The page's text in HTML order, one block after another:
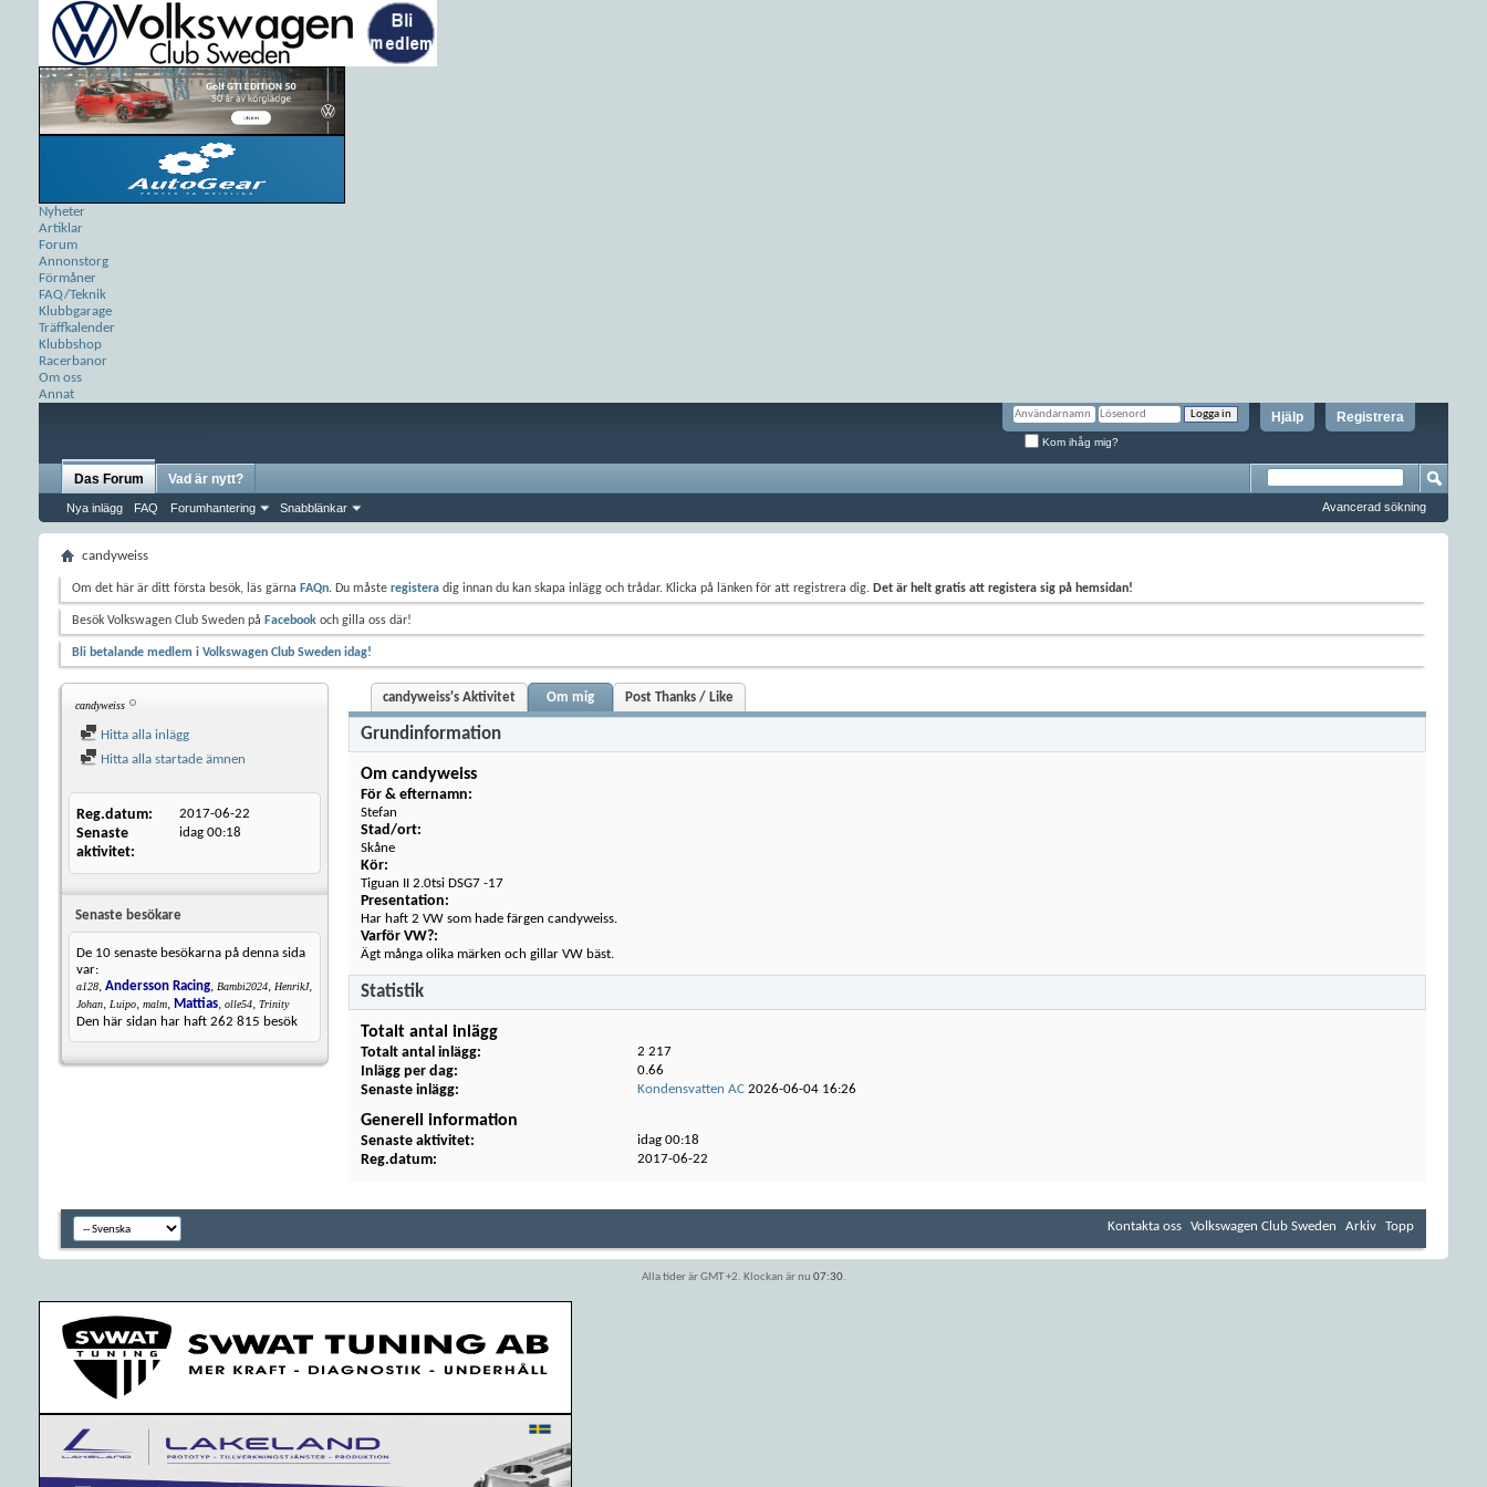
Nyheter
Artiklar
Forum
Annonstorg
Förmåner
FAQ/Teknik
Klubbgarage
Träffkalender
Klubbshop
Racerbanor
Om oss
Annat
Registrera
Hjälp
Kom ihåg mig?
Das Forum
Nya inlägg FAQ Forumhantering Snabblänkar
Vad är nytt?
Avancerad sökning
candyweiss
Om det här är ditt första besök, läs gärna FAQn. Du måste registera dig innan du kan skapa inlägg och trådar. Klicka på länken för att registrera dig. Det är helt gratis att registera sig på hemsidan!
Besök Volkswagen Club Sweden på Facebook och gilla oss där!
Bli betalande medlem i Volkswagen Club Sweden idag!
candyweiss
Hitta alla inlägg
Hitta alla startade ämnen
Reg.datum 2017-06-22
Senaste
aktivitet
idag 00:18
Senaste besökare
De 10 senaste besökarna på denna sida
var:
a128, Andersson Racing, Bambi2024, HenrikJ,
Johan, Luipo, malm, Mattias, olle54, Trinity
Den här sidan har haft 262 815 besök
candyweiss's Aktivitet Om mig Post Thanks / Like
Grundinformation
Om candyweiss
För & efternamn:
Stefan
Stad/ort:
Skåne
Kör:
Tiguan II 2.0tsi DSG7 -17
Presentation:
Har haft 2 VW som hade färgen candyweiss.
Varför VW?:
Ägt många olika märken och gillar VW bäst.
Statistik
Totalt antal inlägg
Totalt antal inlägg 2 217
Inlägg per dag 0.66
Senaste inlägg Kondensvatten AC 2026-06-04 16:26
Generell information
Senaste aktivitet idag 00:18
Reg.datum 2017-06-22
Kontakta oss Volkswagen Club Sweden Arkiv Topp
Alla tider är GMT +2. Klockan är nu 07:30.